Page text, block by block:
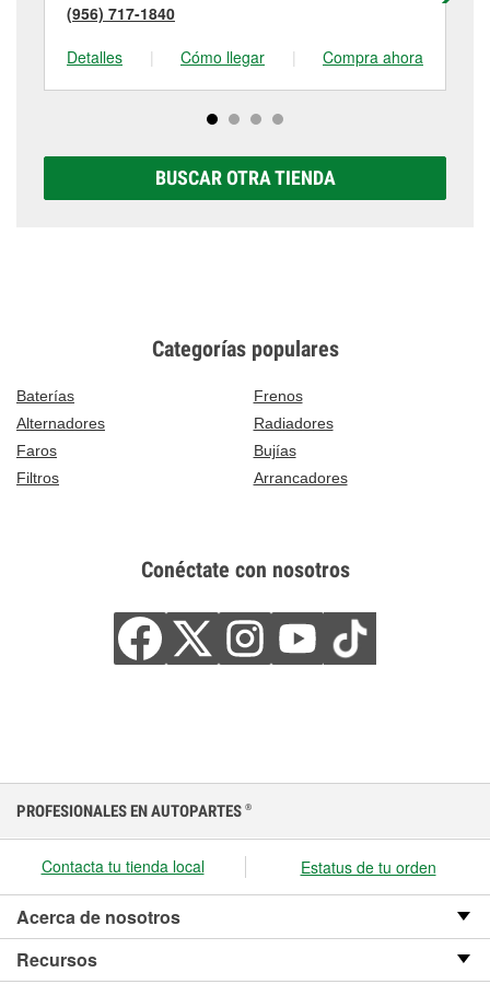
(956) 717-1840
Detalles
| Cómo llegar | Compra ahora
BUSCAR OTRA TIENDA
Categorías populares
Baterías
Frenos
Alternadores
Radiadores
Faros
Bujías
Filtros
Arrancadores
Conéctate con nosotros
PROFESIONALES EN AUTOPARTES ®
Contacta tu tienda local Estatus de tu orden
Acerca de nosotros
Recursos